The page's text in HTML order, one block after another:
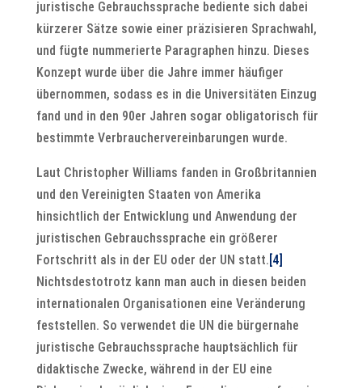
juristische Gebrauchssprache bediente sich dabei
kürzerer Sätze sowie einer präzisieren Sprachwahl,
und fügte nummerierte Paragraphen hinzu. Dieses
Konzept wurde über die Jahre immer häufiger
übernommen, sodass es in die Universitäten Einzug
fand und in den 90er Jahren sogar obligatorisch für
bestimmte Verbrauchervereinbarungen wurde.
Laut Christopher Williams fanden in Großbritannien
und den Vereinigten Staaten von Amerika
hinsichtlich der Entwicklung und Anwendung der
juristischen Gebrauchssprache ein größerer
Fortschritt als in der EU oder der UN statt.[4]
Nichtsdestotrotz kann man auch in diesen beiden
internationalen Organisationen eine Veränderung
feststellen. So verwendet die UN die bürgernahe
juristische Gebrauchssprache hauptsächlich für
didaktische Zwecke, während in der EU eine